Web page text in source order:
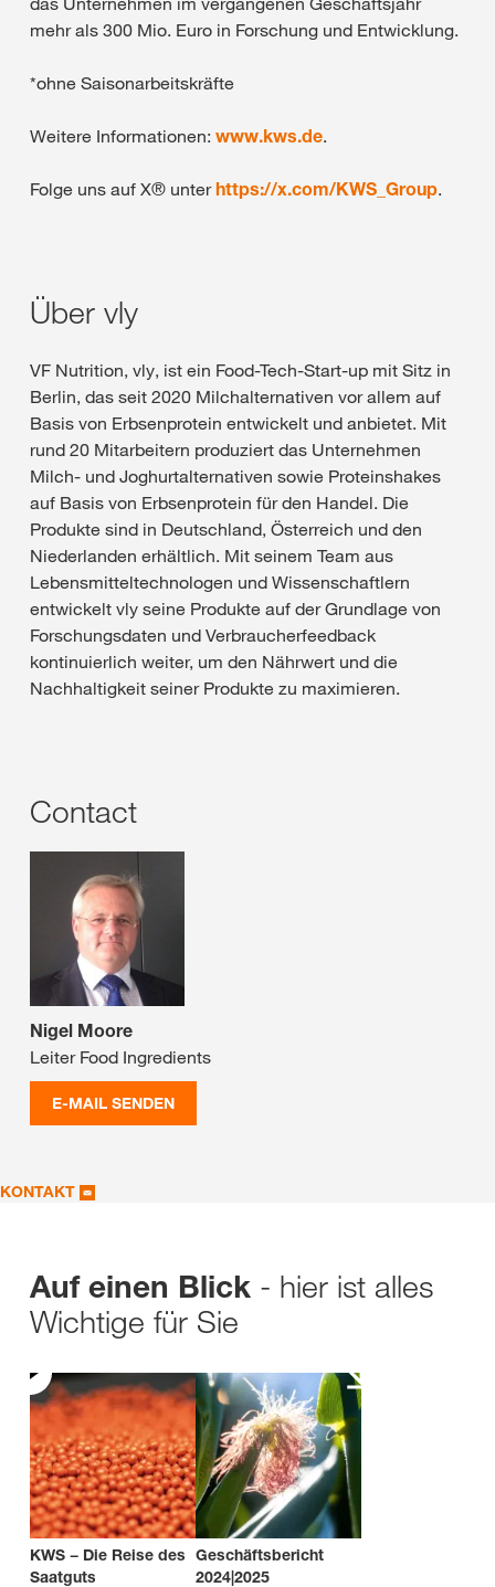
mehr als 300 Mio. Euro in Forschung und Entwicklung.
*ohne Saisonarbeitskräfte
Weitere Informationen: www.kws.de.
Folge uns auf X® unterhttps://x.com/KWS_Group.
Über vly
VF Nutrition, vly, ist ein Food-Tech-Start-up mit Sitz in
Berlin, das seit 2020 Milchalternativen vor allem auf
Basis von Erbsenprotein entwickelt und anbietet. Mit
rund 20 Mitarbeitern produziert das Unternehmen
Milch- und Joghurtalternativen sowie Proteinshakes
auf Basis von Erbsenprotein für den Handel. Die
Produkte sind in Deutschland, Österreich und den
Niederlanden erhältlich. Mit seinem Team aus
Lebensmitteltechnologen und Wissenschaftlern
entwickelt vly seine Produkte auf der Grundlage von
Forschungsdaten und Verbraucherfeedback
kontinuierlich weiter, um den Nährwert und die
Nachhaltigkeit seiner Produkte zu maximieren.
Contact
Nigel Moore
Leiter Food Ingredients
E-MAIL SENDEN
KONTAKT
Auf einen Blick - hier ist alles
Wichtige für Sie
KWS − Die Reise des
Saatguts
Geschäftsbericht
2024|2025